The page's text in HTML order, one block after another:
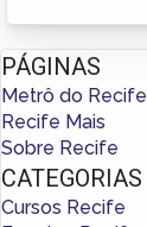
PÁGINAS
Metrô do Recife
Recife Mais
Sobre Recife
CATEGORIAS
Cursos Recife